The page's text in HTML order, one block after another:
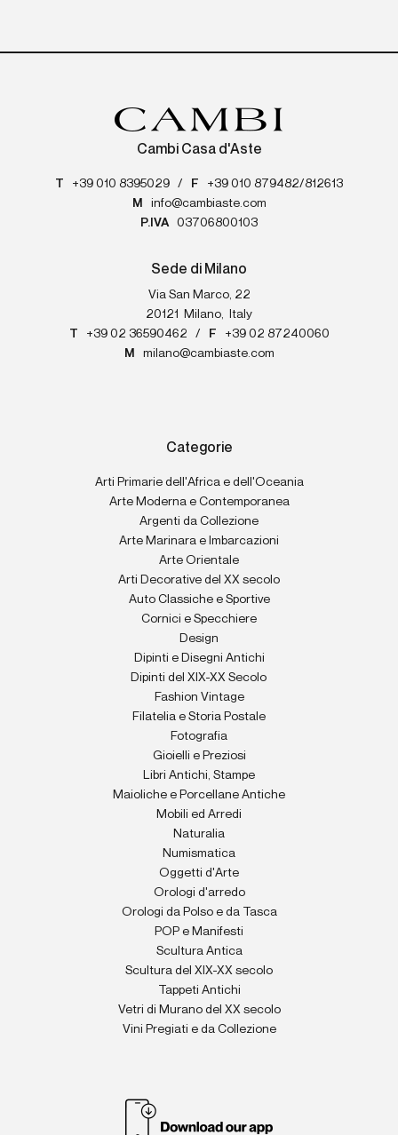
Cambi Casa d'Aste
T +39 010 8395029 / F
+39 010 879482/812613
M
info@cambiaste.com
P.IVA
03706800103
Sede di Milano
Via San Marco, 22
20121
Milano,
Italy
T
+39 02 36590462 / F
+39 02 87240060
M
milano@cambiaste.com
Categorie
Arti Primarie dell'Africa e dell'Oceania
Arte Moderna e Contemporanea
Argenti da Collezione
Arte Marinara e Imbarcazioni
Arte Orientale
Arti Decorative del XX secolo
Auto Classiche e Sportive
Cornici e Specchiere
Design
Dipinti e Disegni Antichi
Dipinti del XIX-XX Secolo
Fashion Vintage
Filatelia e Storia Postale
Fotografia
Gioielli e Preziosi
Libri Antichi, Stampe
Maioliche e Porcellane Antiche
Mobili ed Arredi
Naturalia
Numismatica
Oggetti d'Arte
Orologi d'arredo
Orologi da Polso e da Tasca
POP e Manifesti
Scultura Antica
Scultura del XIX-XX secolo
Tappeti Antichi
Vetri di Murano del XX secolo
Vini Pregiati e da Collezione